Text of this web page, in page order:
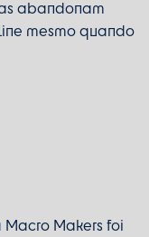
abandonam
mesmo quando
Macro Makers foi